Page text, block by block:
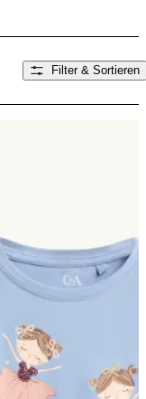
Filter & Sortieren